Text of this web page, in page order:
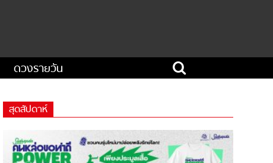
ดวงรายวัน
สุดสัปดาห์